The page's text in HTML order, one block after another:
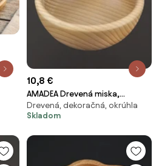
10,8 €
AMADEA Drevená miska,
masívne drevo, 14 cm
Drevená, dekoračná, okrúhla
Skladom